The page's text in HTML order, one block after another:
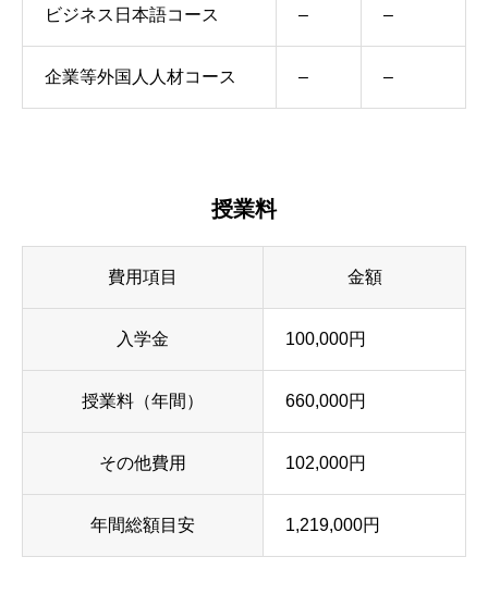
ビジネス日本語コース – –
企業等外国人人材コース – –
授業料
費用項目 金額
入学金 100,000円
授業料（年間） 660,000円
その他費用 102,000円
年間総額目安 1,219,000円